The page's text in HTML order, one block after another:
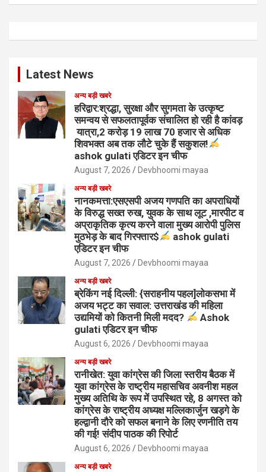
Latest News
अन्य बड़ी खबरे
हरिद्वार:श्रद्धा, सुरक्षा और सुगमता के उत्कृष्ट
समन्वय से सफलतापूर्वक संचालित हो रही है कांवड़
यात्रा,2 करोड़ 19 लाख 70 हजार से अधिक
शिवभक्त अब तक लौटे चुके हैं सकुशल!
ashok gulati एडिटर इन चीफ
August 7, 2026 Devbhoomi mayaa
अन्य बड़ी खबरे
नानकमत्ता:एसएसपी अजय गणपति का अपराधियों
के विरुद्ध सख्त रुख, युवक के साथ लूट ,मारपीट व
अप्राकृतिक कृत्य करने वाला मुख्य आरोपी पुलिस
मुठभेड़ के बाद गिरफ्तार$
ashok gulati
एडिटर इन चीफ
August 7, 2026 Devbhoomi mayaa
अन्य बड़ी खबरे
ब्रेकिंग नई दिल्ली: {सराहनीय पहल]लोकसभा में
अजय भट्ट का सवाल: उत्तराखंड की महिला
उद्यमियों को कितनी मिली मदद?
Ashok
gulati एडिटर इन चीफ
August 6, 2026 Devbhoomi mayaa
अन्य बड़ी खबरे
रानीखेत: युवा कांग्रेस की जिला स्तरीय बैठक में
युवा कांग्रेस के राष्ट्रीय महासचिव अवनीश महल
मुख्य अतिथि के रूप में उपस्थित रहे, 8 अगस्त को
कांग्रेस के राष्ट्रीय अध्यक्ष मल्लिकार्जुन खड़गे के
हल्द्वानी दौरे को सफल बनाने के लिए रणनीति तय
की गई! संदीप पाठक की रिपोर्ट
August 6, 2026 Devbhoomi mayaa
अन्य बड़ी खबरे